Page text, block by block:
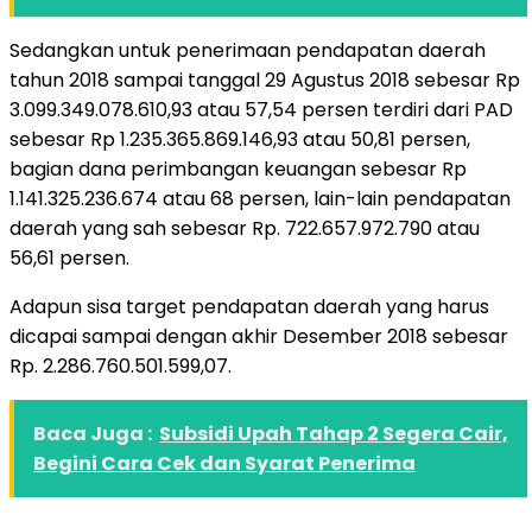
Sedangkan untuk penerimaan pendapatan daerah
tahun 2018 sampai tanggal 29 Agustus 2018 sebesar Rp
3.099.349.078.610,93 atau 57,54 persen terdiri dari PAD
sebesar Rp 1.235.365.869.146,93 atau 50,81 persen,
bagian dana perimbangan keuangan sebesar Rp
1.141.325.236.674 atau 68 persen, lain-lain pendapatan
daerah yang sah sebesar Rp. 722.657.972.790 atau
56,61 persen.
Adapun sisa target pendapatan daerah yang harus
dicapai sampai dengan akhir Desember 2018 sebesar
Rp. 2.286.760.501.599,07.
Baca Juga : Subsidi Upah Tahap 2 Segera Cair,
Begini Cara Cek dan Syarat Penerima